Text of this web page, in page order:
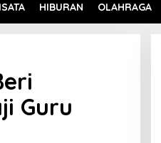
HIBURAN OLAHRAGA
Guru